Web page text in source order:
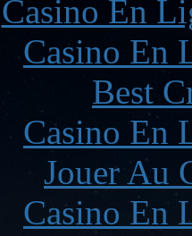
Casino En
Casino En
Best
Casino En
Jouer Au
Casino En